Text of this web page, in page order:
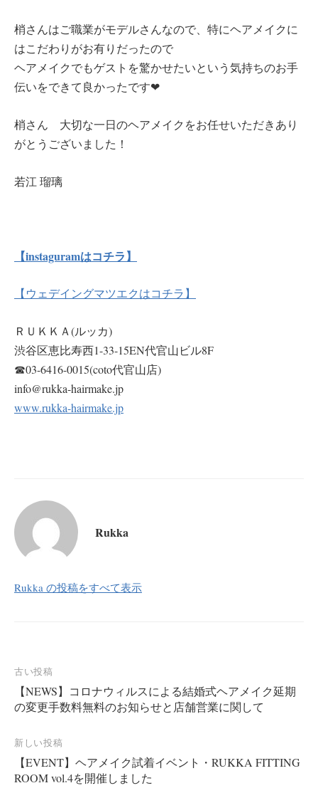
梢さんはご職業がモデルさんなので、特にヘアメイクに
はこだわりがお有りだったので
ヘアメイクでもゲストを驚かせたいという気持ちのお手
伝いをできて良かったです❤︎
梢さん 大切な一日のヘアメイクをお任せいただきあり
がとうございました！
若江 瑠璃
【instaguramはコチラ】
【ウェデイングマツエクはコチラ】
ＲＵＫＫＡ(ルッカ)
渋谷区恵比寿西1-33-15EN代官山ビル8F
☎︎03-6416-0015(coto代官山店)
info@rukka-hairmake.jp
www.rukka-hairmake.jp
Rukka
Rukka の投稿をすべて表示
投
稿
ナ
ビ
ゲ
ー
古い投稿
【NEWS】コロナウィルスによる結婚式ヘアメイク延期
の変更手数料無料のお知らせ と店舗営業に関して
新しい投稿
【EVENT】ヘアメイク試着イベント・RUKKA FITTING
ROOM vol.4を開催しました